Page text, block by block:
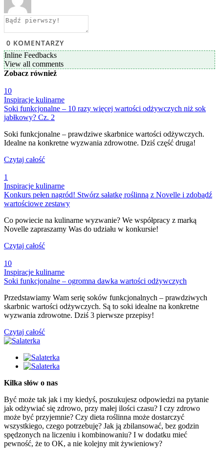
0 KOMENTARZY
Inline Feedbacks
View all comments
Zobacz również
10
Inspiracje kulinarne
Soki funkcjonalne – 10 razy więcej wartości odżywczych niż sok
jabłkowy? Cz. 2
Soki funkcjonalne – prawdziwe skarbnice wartości odżywczych.
Idealne na konkretne wyzwania zdrowotne. Dziś część druga!
Czytaj całość
1
Inspiracje kulinarne
Konkurs pełen nagród! Stwórz sałatkę roślinną z Novelle i zdobądź
wartościowe zestawy
Co powiecie na kulinarne wyzwanie? We współpracy z marką
Novelle zapraszamy Was do udziału w konkursie!
Czytaj całość
10
Inspiracje kulinarne
Soki funkcjonalne – ogromna dawka wartości odżywczych
Przedstawiamy Wam serię soków funkcjonalnych – prawdziwych
skarbnic wartości odżywczych. Są to soki idealne na konkretne
wyzwania zdrowotne. Dziś 3 pierwsze przepisy!
Czytaj całość
Kilka słów o nas
Być może tak jak i my kiedyś, poszukujesz odpowiedzi na pytanie
jak odżywiać się zdrowo, przy małej ilości czasu? I czy zdrowo
może być przyjemnie? Czy dieta roślinna może dostarczyć
wszystkiego, czego potrzebuję? Jak ją zbilansować, bez godzin
spędzonych na liczeniu i kombinowaniu? I w dodatku mieć
pewność, że to OK, a nie kolejny mit żywieniowy?